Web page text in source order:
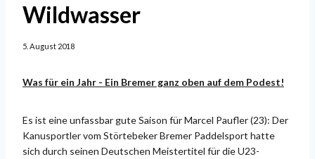
Wildwasser
5. August 2018
Was für ein Jahr - Ein Bremer ganz oben auf dem Podest!
Es ist eine unfassbar gute Saison für Marcel Paufler (23): Der
Kanusportler vom Störtebeker Bremer Paddelsport hatte
sich durch seinen Deutschen Meistertitel für die U23-